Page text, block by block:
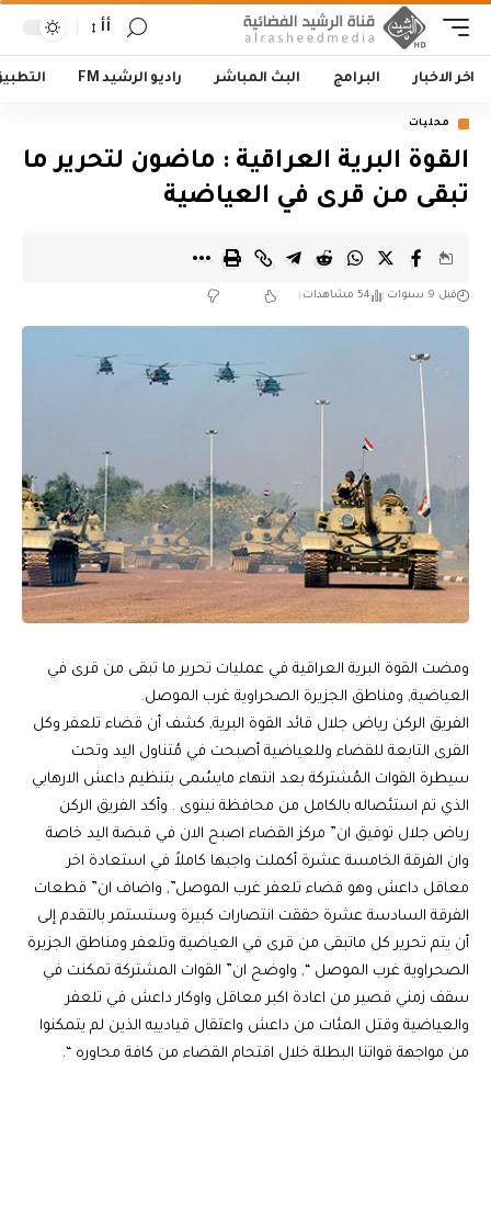
أأ
اخر الاخبار البرامج البث المباشر راديو الرشيد FM
محليات
القوة البرية العراقية : ماضون لتحرير ما
تبقى من قرى في العياضية
قبل 9 سنوات 54 مشاهدات
ومضت القوة البرية العراقية في عمليات تحرير ما تبقى من قرى في
العياضية, ومناطق الجزيرة الصحراوية غرب الموصل.
الفريق الركن رياض جلال قائد القوة البرية, كشف أن قضاء تلعفر وكل
القرى التابعة للقضاء وللعياضية أصبحت في مُتناول اليد وتحت
سيطرة القوات المُشتركة بعد انتهاء مايسُمى بتنظيم داعش الارهابي
الذي تم استئصاله بالكامل من محافظة نينوى . وأكد الفريق الركن
رياض جلال توفيق ان” مركز القضاء اصبح الان في قبضة اليد خاصة
وان الفرقة الخامسة عشرة أكملت واجبها كاملاً في استعادة اخر
معاقل داعش وهو قضاء تلعفر غرب الموصل”, واضاف ان” قطعات
الفرقة السادسة عشرة حققت انتصارات كبيرة وستستمر بالتقدم إلى
أن يتم تحرير كل ماتبقى من قرى في العياضية وتلعفر ومناطق الجزيرة
الصحراوية غرب الموصل “, واوضح ان” القوات المشتركة تمكنت في
سقف زمني قصير من اعادة اكبر معاقل واوكار داعش في تلعفر
والعياضية وقتل المئات من داعش واعتقال قيادييه الذين لم يتمكنوا
من مواجهة قواتنا البطلة خلال اقتحام القضاء من كافة محاوره “.